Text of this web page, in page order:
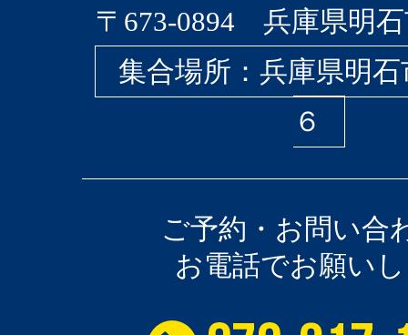
〒673-0894 兵庫県明石
集合場所：兵庫県明
６
ご予約・お問い合
お電話でお願い